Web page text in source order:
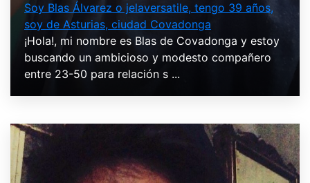
Soy Blas Álvarez o jelaversatile, tengo 39 años,
soy de Asturias, ciudad Covadonga
¡Hola!, mi nombre es Blas de Covadonga y estoy
buscando un ambicioso y modesto compañero
entre 23-50 para relación s ...